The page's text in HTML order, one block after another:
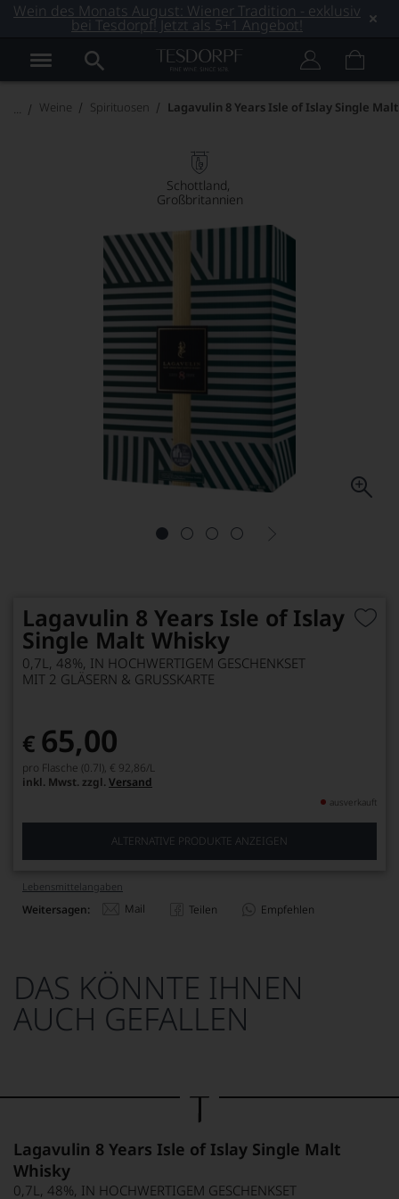
Wein des Monats August: Wiener Tradition - exklusiv
bei Tesdorpf! Jetzt als 5+1 Angebot!
Weine Spirituosen Lagavulin 8 Years Isle of Islay Single
Schottland
Großbritannien
Lagavulin 8 Years Isle of Islay
Single Malt Whisky
0,7L, 48%, IN HOCHWERTIGEM GESCHENKSET
MIT 2 GLÄSERN & GRUSSKARTE
€ 65,00
pro Flasche (0.7l), € 92,86/L
inkl. Mwst. zzgl. Versand
ausverkauft
ALTERNATIVE PRODUKTE ANZEIGEN
Lebensmittel­angaben
Weitersagen: Mail Teilen Empfehlen
DAS KÖNNTE IHNEN
AUCH GEFALLEN
Lagavulin 8 Years Isle of Islay Single Malt
Whisky
0,7L, 48%, IN HOCHWERTIGEM GESCHENKSET